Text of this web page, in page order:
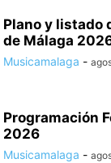
Plano y listado
de Málaga
Musicamalaga -
Programación
2026
Musicamalaga -